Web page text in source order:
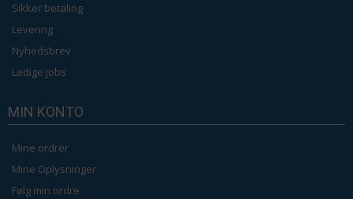
Sikker betaling
Levering
Nyhedsbrev
Ledige jobs
MIN KONTO
Mine ordrer
Mine Oplysninger
Følg min ordre